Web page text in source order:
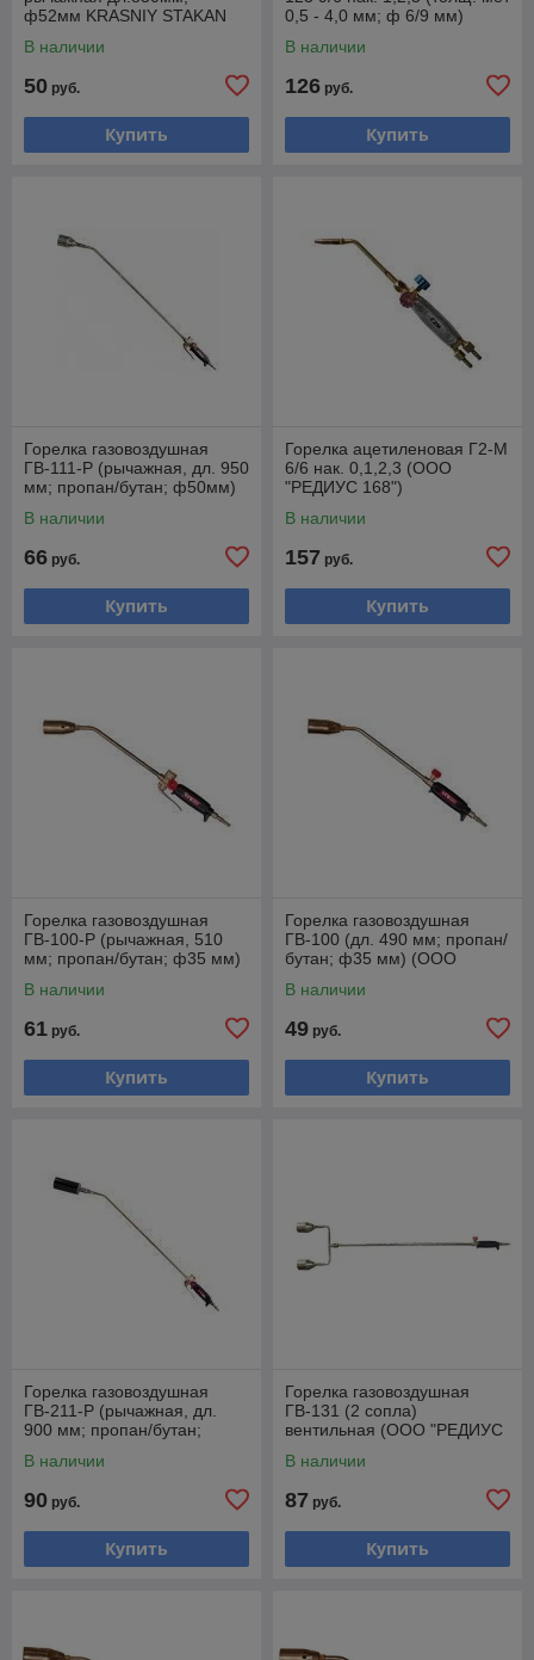
ф52мм KRASNIY STAKAN
В наличии
50 руб.
Купить
0,5 - 4,0 мм; ф 6/9 мм)
В наличии
126 руб.
Купить
Горелка газовоздушная
ГВ-111-Р (рычажная, дл. 950
мм; пропан/бутан; ф50мм)
В наличии
66 руб.
Купить
Горелка ацетиленовая Г2-М
6/6 нак. 0,1,2,3 (ООО
"РЕДИУС 168")
В наличии
157 руб.
Купить
Горелка газовоздушная
ГВ-100-Р (рычажная, 510
мм; пропан/бутан; ф35 мм)
В наличии
61 руб.
Купить
Горелка газовоздушная
ГВ-100 (дл. 490 мм; пропан/
бутан; ф35 мм) (ООО
В наличии
49 руб.
Купить
Горелка газовоздушная
ГВ-211-Р (рычажная, дл.
900 мм; пропан/бутан;
168)
В наличии
90 руб.
Купить
Горелка газовоздушная
ГВ-131 (2 сопла)
вентильная (ООО "РЕДИУС
В наличии
87 руб.
Купить